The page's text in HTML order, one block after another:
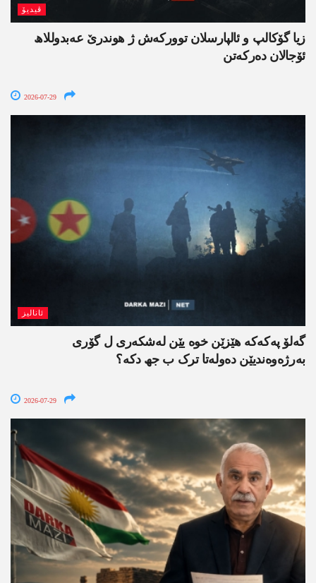
ڤیدیۆ
زیا گۆکالپ و ئالپارسلان توورکەش ژ ھوندرێ عەبدوللاھ
ئۆجالان دەرکەتن
2026-07-29
ئانالیز
گەلۆ پەکەکە ھێزێن خوە یێن لەشکەری ل گۆری
بەرژەوەندیێن دەولەتا ترک ب جھ دکە؟
2026-07-29